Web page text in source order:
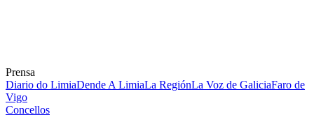
Prensa
Diario do LimiaDende A LimiaLa RegiónLa Voz de GaliciaFaro de
Vigo
Concellos